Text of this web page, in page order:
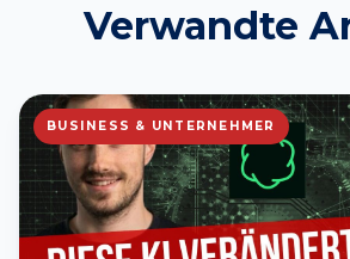
Verwandte
BUSINESS & UNTERNEHMER